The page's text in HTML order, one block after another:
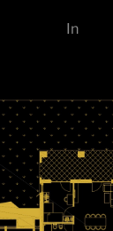
In